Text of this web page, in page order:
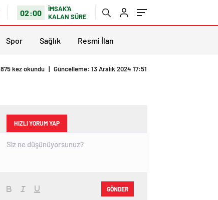
02:00
İMSAK'A
KALAN SÜRE
Spor Sağlık Resmi İlan
875 kez okundu | Güncelleme: 13 Aralık 2024 17:51
HIZLI YORUM YAP
GÖNDER